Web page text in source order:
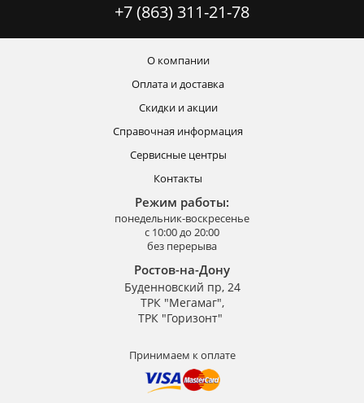
+7 (863) 311-21-78
О компании
Оплата и доставка
Скидки и акции
Справочная информация
Сервисные центры
Контакты
Режим работы:
понедельник-воскресенье
с 10:00 до 20:00
без перерыва
Ростов-на-Дону
Буденновский пр, 24
ТРК "Мегамаг",
ТРК "Горизонт"
Принимаем к оплате